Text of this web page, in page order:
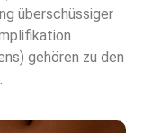
überschüssiger
gehören zu den